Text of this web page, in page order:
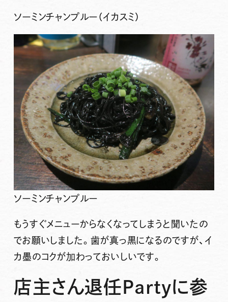
ソーミンチャンプルー（イカスミ）
ソーミンチャンプルー
もうすぐメニューからなくなってしまうと聞いたの
でお願いしました。歯が真っ黒になるのですが、イ
カ墨のコクが加わっておいしいです。
店主さん退任Partyに参